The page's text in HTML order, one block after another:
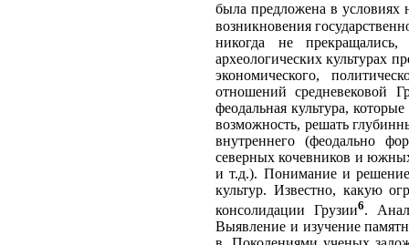
была предложена в условиях
возникновения
никогда не
археологических культурах
экономического,
отношений средневековой
феодальная культура,
возможность, решать
внутреннего (феодально
северных кочевников и
и т.д.). Понимание и
культур. Известно, какую
консолидации Грузии6.
Выявление и изучение